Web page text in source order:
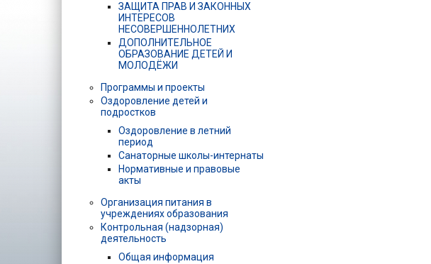
ЗАЩИТА ПРАВ И ЗАКОННЫХ
ИНТЕРЕСОВ
НЕСОВЕРШЕННОЛЕТНИХ
ДОПОЛНИТЕЛЬНОЕ
ОБРАЗОВАНИЕ ДЕТЕЙ И
МОЛОДЁЖИ
Программы и проекты
Оздоровление детей и
подростков
Оздоровление в летний
период
Санаторные школы-интернаты
Нормативные и правовые
акты
Организация питания в
учреждениях образования
Контрольная (надзорная)
деятельность
Общая информация